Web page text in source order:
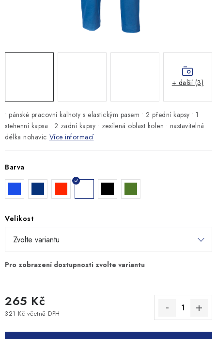
Velkoobchod O nás Kontakty
Náhradní plnění
• pánské pracovní kalhoty s elastickým pasem • 2 přední kapsy • 1
stehenní kapsa • 2 zadní kapsy • zesílená oblast kolen • nastavitelná
délka nohavic Více informací
Barva
Velikost
265 Kč
321 Kč včetně DPH
+ další (3)